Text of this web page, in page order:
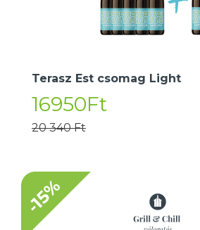
Terasz Est csomag Light
16950Ft
20 340 Ft
-15%